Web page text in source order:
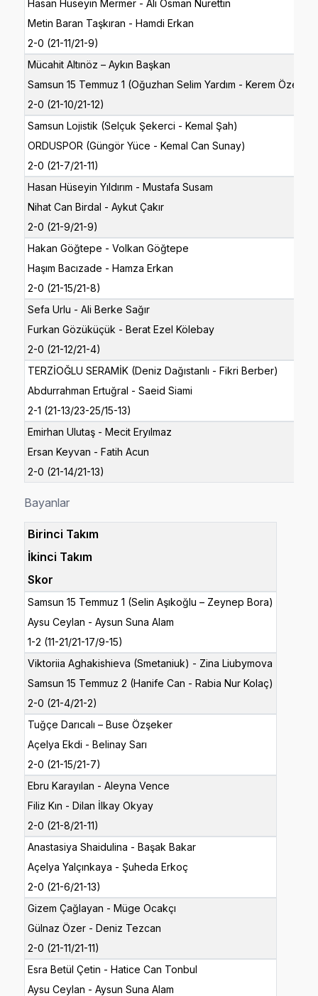
Hasan Hüseyin Mermer - Ali Osman Nurettin
Metin Baran Taşkıran - Hamdi Erkan
2-0 (21-11/21-9)
Mücahit Altınöz – Aykın Başkan
Samsun 15 Temmuz 1 (Oğuzhan Selim Yardım - Kerem Özel)
2-0 (21-10/21-12)
Samsun Lojistik (Selçuk Şekerci - Kemal Şah)
ORDUSPOR (Güngör Yüce - Kemal Can Sunay)
2-0 (21-7/21-11)
Hasan Hüseyin Yıldırım - Mustafa Susam
Nihat Can Birdal - Aykut Çakır
2-0 (21-9/21-9)
Hakan Göğtepe - Volkan Göğtepe
Haşım Bacızade - Hamza Erkan
2-0 (21-15/21-8)
Sefa Urlu - Ali Berke Sağır
Furkan Gözüküçük - Berat Ezel Kölebay
2-0 (21-12/21-4)
TERZİOĞLU SERAMİK (Deniz Dağıstanlı - Fikri Berber)
Abdurrahman Ertuğral - Saeid Siami
2-1 (21-13/23-25/15-13)
Emirhan Ulutaş - Mecit Eryılmaz
Ersan Keyvan - Fatih Acun
2-0 (21-14/21-13)
Bayanlar
Birinci Takım
İkinci Takım
Skor
Samsun 15 Temmuz 1 (Selin Aşıkoğlu – Zeynep Bora)
Aysu Ceylan - Aysun Suna Alam
1-2 (11-21/21-17/9-15)
Viktoriia Aghakishieva (Smetaniuk) - Zina Liubymova
Samsun 15 Temmuz 2 (Hanife Can - Rabia Nur Kolaç)
2-0 (21-4/21-2)
Tuğçe Darıcalı – Buse Özşeker
Açelya Ekdi - Belinay Sarı
2-0 (21-15/21-7)
Ebru Karayılan - Aleyna Vence
Filiz Kın - Dilan İlkay Okyay
2-0 (21-8/21-11)
Anastasiya Shaidulina - Başak Bakar
Açelya Yalçınkaya - Şuheda Erkoç
2-0 (21-6/21-13)
Gizem Çağlayan - Müge Ocakçı
Gülnaz Özer - Deniz Tezcan
2-0 (21-11/21-11)
Esra Betül Çetin - Hatice Can Tonbul
Aysu Ceylan - Aysun Suna Alam